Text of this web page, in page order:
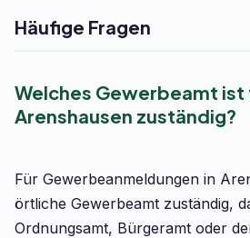
Häufige Fragen
Welches Gewerbeamt ist
Arenshausen zuständig?
Für Gewerbeanmeldungen in
örtliche Gewerbeamt zuständig,
Ordnungsamt, Bürgeramt oder